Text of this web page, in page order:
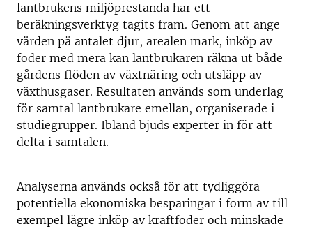
lantbrukens miljöprestanda har ett
beräkningsverktyg tagits fram. Genom att ange
värden på antalet djur, arealen mark, inköp av
foder med mera kan lantbrukaren räkna ut både
gårdens flöden av växtnäring och utsläpp av
växthusgaser. Resultaten används som underlag
för samtal lantbrukare emellan, organiserade i
studiegrupper. Ibland bjuds experter in för att
delta i samtalen.
Analyserna används också för att tydliggöra
potentiella ekonomiska besparingar i form av till
exempel lägre inköp av kraftfoder och minskade